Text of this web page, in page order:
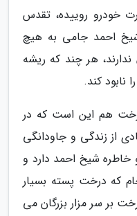
خودرو روییده، تقدس
شیخ احمد جامی به هیچ
ندارند، هر چند که ریشه
نابود کند.
درخت هم این است که در
از زندگی و جاودانگی
خاطره شیخ احمد دارد و
که درخت پسته بسیار
بر سر مزار بزرگان می